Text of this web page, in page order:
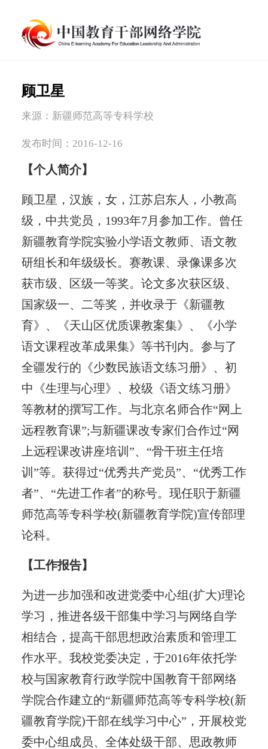
顾卫星
来源：新疆师范高等专科学校
发布时间：2016-12-16
【个人简介】
顾卫星，汉族，女，江苏启东人，小教高
级，中共党员，1993年7月参加工作。曾任
新疆教育学院实验小学语文教师、语文教
研组长和年级级长。赛教课、录像课多次
获市级、区级一等奖。论文多次获区级、
国家级一、二等奖，并收录于《新疆教
育》、《天山区优质课教案集》、《小学
语文课程改革成果集》等书刊内。参与了
全疆发行的《少数民族语文练习册》、初
中《生理与心理》、校级《语文练习册》
等教材的撰写工作。与北京名师合作“网上
远程教育课”;与新疆课改专家们合作过“网
上远程课改讲座培训”、“骨干班主任培
训”等。获得过“优秀共产党员”、“优秀工作
者”、“先进工作者”的称号。现任职于新疆
师范高等专科学校(新疆教育学院)宣传部理
论科。
【工作报告】
为进一步加强和改进党委中心组(扩大)理论
学习，推进各级干部集中学习与网络自学
相结合，提高干部思想政治素质和管理工
作水平。我校党委决定，于2016年依托学
校与国家教育行政学院中国教育干部网络
学院合作建立的“新疆师范高等专科学校(新
疆教育学院)干部在线学习中心”，开展校党
委中心组成员、全体处级干部、思政教师